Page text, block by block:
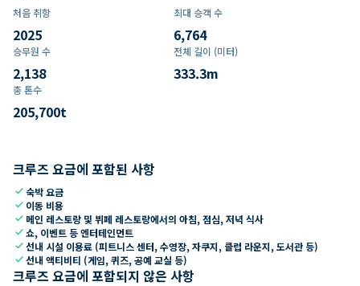
처음 취항
2025
최대 승객 수
6,764
승무원 수
2,138
전체 길이 (미터)
333.3m
총 톤수
205,700t
크루즈 요금에 포함된 사항
check숙박 요금
check 이동 비용
check 메인 레스토랑 및 뷔페 레스토랑에서의 아침, 점심, 저녁 식사
check쇼, 이벤트 등 엔터테인먼트
check선내 시설 이용료 (피트니스 센터, 수영장, 자쿠지, 클럽 라운지, 도서관 등)
check선내 액티비티 (게임, 퀴즈, 공예 교실 등)
크루즈 요금에 포함되지 않은 사항